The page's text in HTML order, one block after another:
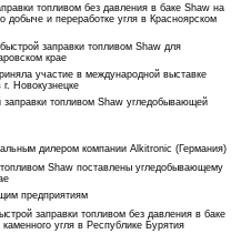
топливом без давления в баке Shaw на
добыче и переработке угля в Красноярском
заправки топливом Shaw для
крае
участие в международной выставке
Новокузнецке
заправки топливом Shaw угледобывающей
дилером компании Alkitronic (Германия)
Shaw поставлены угледобывающему
предприятиям
заправки топливом без давления в баке
угля в Республике Бурятия